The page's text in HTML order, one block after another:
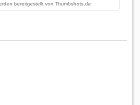
bereitgestellt von Thumbshots.de